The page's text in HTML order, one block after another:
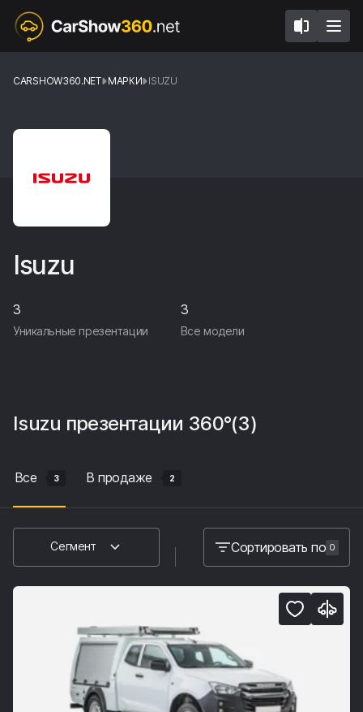
CARSHOW360.NET МАРКИ ISUZU
Isuzu
3
Уникальные презентации
3
Все модели
Isuzu презентации 360°(3)
Все 3 В продаже 2
Сегмент Сортировать по 0